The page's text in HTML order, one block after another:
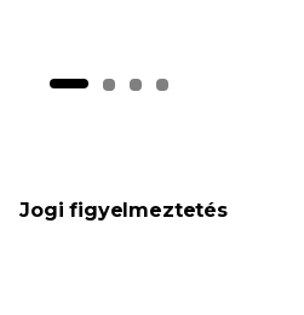
1
Jogi figyelmeztetés